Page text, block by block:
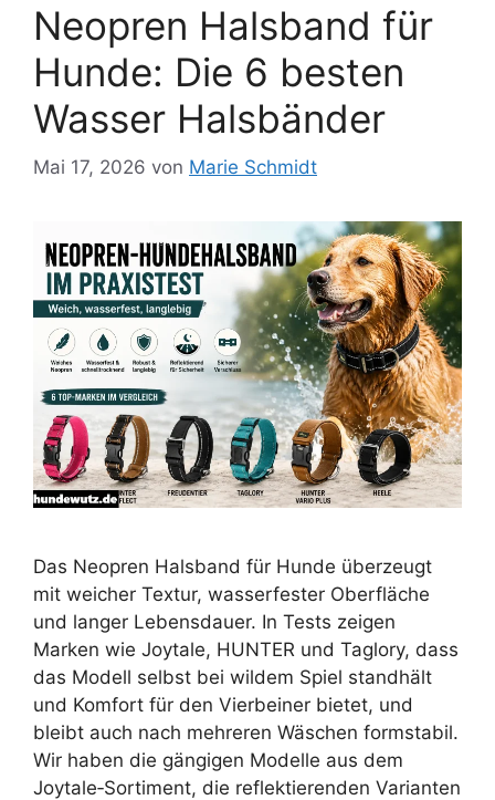
Neopren Halsband für
Hunde: Die 6 besten
Wasser Halsbänder
Mai 17, 2026 von Marie Schmidt
Das Neopren Halsband für Hunde überzeugt
mit weicher Textur, wasserfester Oberfläche
und langer Lebensdauer. In Tests zeigen
Marken wie Joytale, HUNTER und Taglory, dass
das Modell selbst bei wildem Spiel standhält
und Komfort für den Vierbeiner bietet, und
bleibt auch nach mehreren Wäschen formstabil.
Wir haben die gängigen Modelle aus dem
Joytale‑Sortiment, die reflektierenden Varianten